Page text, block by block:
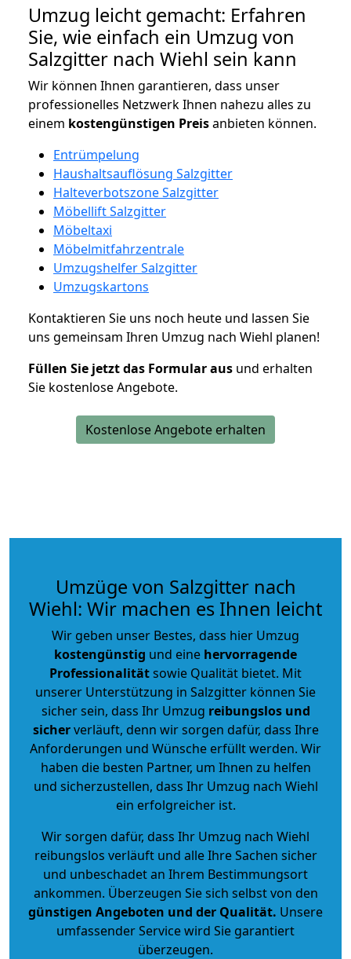
Umzug leicht gemacht: Erfahren
Sie, wie einfach ein Umzug von
Salzgitter nach Wiehl sein kann
Wir können Ihnen garantieren, dass unser
professionelles Netzwerk Ihnen nahezu alles zu
einem kostengünstigen Preisanbieten können.
Entrümpelung
Haushaltsauflösung Salzgitter
Halteverbotszone Salzgitter
Möbellift Salzgitter
Möbeltaxi
Möbelmitfahrzentrale
Umzugshelfer Salzgitter
Umzugskartons
Kontaktieren Sie uns noch heute und lassen Sie
uns gemeinsam Ihren Umzug nach Wiehl planen!
Füllen Sie jetzt das Formular aus und erhalten
Sie kostenlose Angebote.
Kostenlose Angebote erhalten
Umzüge von Salzgitter nach
Wiehl: Wir machen es Ihnen leicht
Wir geben unser Bestes, dass hier Umzug
kostengünstig und eine hervorragende
Professionalitätsowie Qualität bietet. Mit
unserer Unterstützung in Salzgitter können Sie
sicher sein, dass Ihr Umzug reibungslos und
sicherverläuft, denn wir sorgen dafür, dass Ihre
Anforderungen und Wünsche erfüllt werden. Wir
haben die besten Partner, um Ihnen zu helfen
und sicherzustellen, dass Ihr Umzug nach Wiehl
ein erfolgreicher ist.
Wir sorgen dafür, dass Ihr Umzug nach Wiehl
reibungslos verläuft und alle Ihre Sachen sicher
und unbeschadet an Ihrem Bestimmungsort
ankommen. Überzeugen Sie sich selbst von den
günstigen Angeboten und der Qualität. Unsere
umfassender Service wird Sie garantiert
überzeugen.